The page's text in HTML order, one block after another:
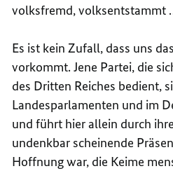
volksfremd, volksentstammt
Es ist kein Zufall, dass uns
vorkommt. Jene Partei, die
des Dritten Reiches bedient,
Landesparlamenten und im
und führt hier allein durch
undenkbar scheinende
Hoffnung war, die Keime